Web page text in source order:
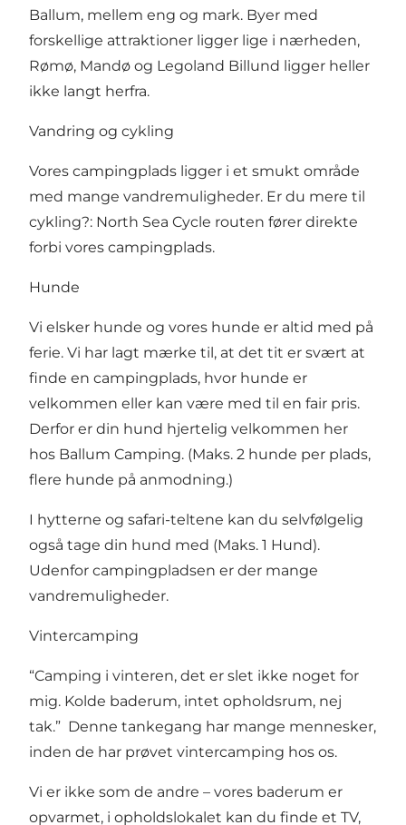
Ballum, mellem eng og mark. Byer med
forskellige attraktioner ligger lige i nærheden,
Rømø, Mandø og Legoland Billund ligger heller
ikke langt herfra.
Vandring og cykling
Vores campingplads ligger i et smukt område
med mange vandremuligheder. Er du mere til
cykling?: North Sea Cycle routen fører direkte
forbi vores campingplads.
Hunde
Vi elsker hunde og vores hunde er altid med på
ferie. Vi har lagt mærke til, at det tit er svært at
finde en campingplads, hvor hunde er
velkommen eller kan være med til en fair pris.
Derfor er din hund hjertelig velkommen her
hos Ballum Camping. (Maks. 2 hunde per plads,
flere hunde på anmodning.)
I hytterne og safari-teltene kan du selvfølgelig
også tage din hund med (Maks. 1 Hund).
Udenfor campingpladsen er der mange
vandremuligheder.
Vintercamping
“Camping i vinteren, det er slet ikke noget for
mig. Kolde baderum, intet opholdsrum, nej
tak.” Denne tankegang har mange mennesker,
inden de har prøvet vintercamping hos os.
Vi er ikke som de andre – vores baderum er
opvarmet, i opholdslokalet kan du finde et TV,